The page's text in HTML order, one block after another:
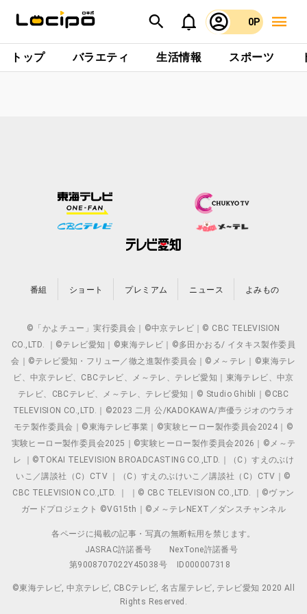
0P
トップ バラエティ 生活情報 スポーツ
番組 ショート プレミアム ニュース よみもの
©「かよチュー」実行委員会｜©中京テレビ｜© CBC TELEVISION
CO.,LTD. ｜©テレビ愛知｜©東海テレビ｜©多田かおる/ イタキス製作委員
会｜©テレビ愛知・フリュー／徹之進製作委員会｜©メ～テレ｜©東海テレ
ビ、中京テレビ、CBCテレビ、メ～テレ、テレビ愛知｜東海テレビ、中京
テレビ、CBCテレビ、メ～テレ、テレビ愛知｜© Studio Ghibli｜©CBC
TELEVISION CO.,LTD.｜©2023 二月 公/KADOKAWA/声優ラジオのウラオ
モテ製作委員会｜©東海テレビ事業｜©実験ヒーロー製作委員会2024｜©
実験ヒーロー製作委員会2025｜©実験ヒーロー製作委員会2026｜©メ～テ
レ ｜©TOKAI TELEVISION BROADCASTING CO.,LTD.｜（C）すえのぶけ
いこ／講談社（C）CTV ｜（C）すえのぶけいこ／講談社（C）CTV｜©
CBC TELEVISION CO.,LTD. ｜ ｜© CBC TELEVISION CO.,LTD. ｜©ヴァン
ガードプロジェクト ©VG15th｜©メ～テレNEXT／ダンスチャンネル
各ページに掲載の記事・写真の無断転用を禁じます。
JASRAC許諾番号
NexTone許諾番号
第9008707022Y45038号
ID000007318
©東海テレビ, 中京テレビ, CBCテレビ, 名古屋テレビ, テレビ愛知 2020 All
Rights Reserved.